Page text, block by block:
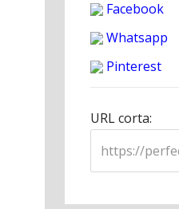
Facebook
Whatsapp
Pinterest
URL corta: